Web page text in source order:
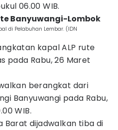
06.00 WIB.
Banyuwangi-Lombok
di Pelabuhan Lembar. (IDN
kapal ALP rute
pada Rabu, 26 Maret
berangkat dari
Banyuwangi pada Rabu,
WIB.
Barat dijadwalkan tiba di